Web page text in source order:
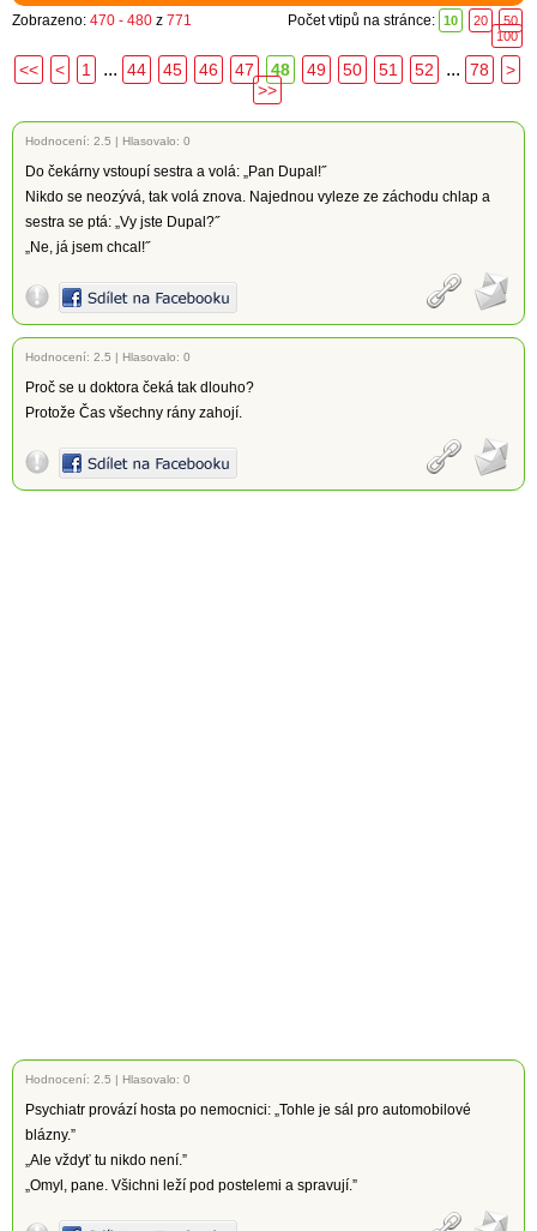
Zobrazeno: 470 - 480 z 771 Počet vtipů na stránce: 10 20
50
100
<< < 1 ... 44 45 46 47 48 49 50 51 52 ... 78
>
>>
Hodnocení: 2.5 | Hlasovalo: 0
Do čekárny vstoupí sestra a volá: „Pan Dupal!˝
Nikdo se neozývá, tak volá znova. Najednou vyleze ze záchodu chlap a
sestra se ptá: „Vy jste Dupal?˝
„Ne, já jsem chcal!˝
Hodnocení: 2.5 | Hlasovalo: 0
Proč se u doktora čeká tak dlouho?
Protože Čas všechny rány zahojí.
Hodnocení: 2.5 | Hlasovalo: 0
Psychiatr provází hosta po nemocnici: „Tohle je sál pro automobilové
blázny.”
„Ale vždyť tu nikdo není.”
„Omyl, pane. Všichni leží pod postelemi a spravují.”